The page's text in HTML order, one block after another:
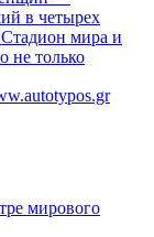
в четырех
мира и
не только
мирового